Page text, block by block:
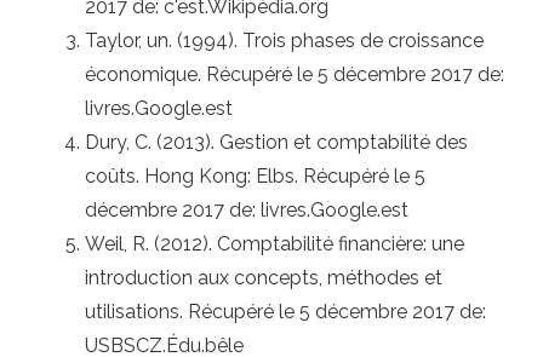
2017 de: c'est.Wikipédia.org
Taylor, un. (1994). Trois phases de croissance
économique. Récupéré le 5 décembre 2017 de:
livres.Google.est
Dury, C. (2013). Gestion et comptabilité des
coûts. Hong Kong: Elbs. Récupéré le 5
décembre 2017 de: livres.Google.est
Weil, R. (2012). Comptabilité financière: une
introduction aux concepts, méthodes et
utilisations. Récupéré le 5 décembre 2017 de:
USBSCZ.Édu.bêle